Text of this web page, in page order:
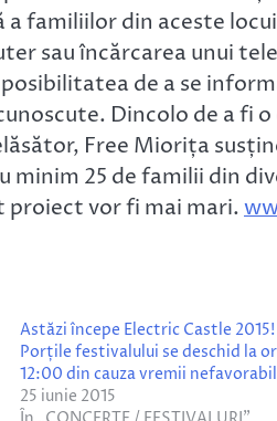
a familiilor din aceste
sau încărcarea unui
de a se
Dincolo de a fi
Free Miorița
25 de familii din
proiect vor fi mai mari.
Astăzi începe Electric Castle 2015!
Porțile festivalului se deschid la
12:00 din cauza vremii
25 iunie 2015